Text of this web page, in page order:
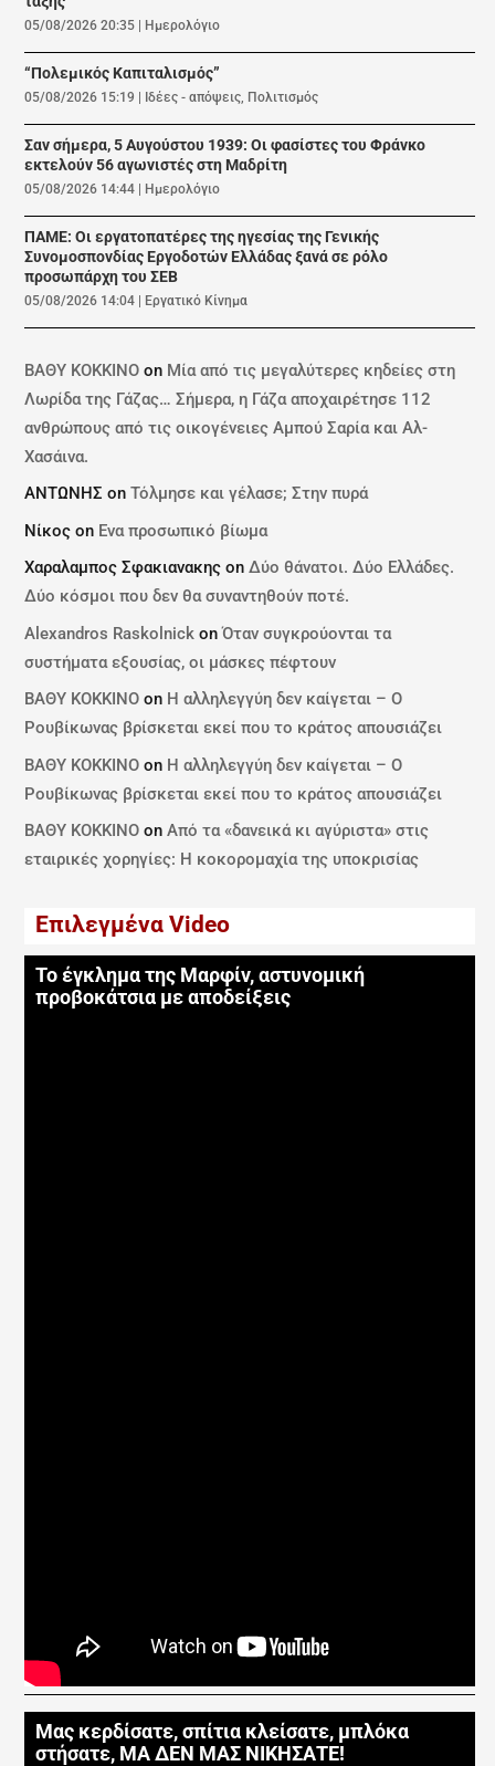
05/08/2026 20:35 | Ημερολόγιο
“Πολεμικός Καπιταλισμός”
05/08/2026 15:19 | Ιδέες - απόψεις Πολιτισμός
Σαν σήμερα, 5 Αυγούστου 1939: Οι φασίστες του Φράνκο
εκτελούν 56 αγωνιστές στη Μαδρίτη
05/08/2026 14:44 | Ημερολόγιο
ΠΑΜΕ: Οι εργατοπατέρες της ηγεσίας της Γενικής
Συνομοσπονδίας Εργοδοτών Ελλάδας ξανά σε ρόλο
προσωπάρχη του ΣΕΒ
05/08/2026 14:04 | Εργατικό Κίνημα
ΒΑΘΥ ΚΟΚΚΙΝΟ on Μία από τις μεγαλύτερες κηδείες στη
Λωρίδα της Γάζας… Σήμερα, η Γάζα αποχαιρέτησε 112
ανθρώπους από τις οικογένειες Αμπού Σαρία και Αλ-
Χασάινα.
ΑΝΤΩΝΗΣ onΤόλμησε και γέλασε; Στην πυρά
Νίκος on Ενα προσωπικό βίωμα
Χαραλαμπος Σφακιανακης onΔύο θάνατοι. Δύο Ελλάδες.
Δύο κόσμοι που δεν θα συναντηθούν ποτέ.
Alexandros Raskolnick onΌταν συγκρούονται τα
συστήματα εξουσίας, οι μάσκες πέφτουν
ΒΑΘΥ ΚΟΚΚΙΝΟ on Η αλληλεγγύη δεν καίγεται – Ο
Ρουβίκωνας βρίσκεται εκεί που το κράτος απουσιάζει
ΒΑΘΥ ΚΟΚΚΙΝΟ on Η αλληλεγγύη δεν καίγεται – Ο
Ρουβίκωνας βρίσκεται εκεί που το κράτος απουσιάζει
ΒΑΘΥ ΚΟΚΚΙΝΟ onΑπό τα «δανεικά κι αγύριστα» στις
εταιρικές χορηγίες: Η κοκορομαχία της υποκρισίας
Επιλεγμένα Video
Το έγκλημα της Μαρφίν, αστυνομική
προβοκάτσια με αποδείξεις
Μας κερδίσατε, σπίτια κλείσατε, μπλόκα
στήσατε, ΜΑ ΔΕΝ ΜΑΣ ΝΙΚΗΣΑΤΕ!